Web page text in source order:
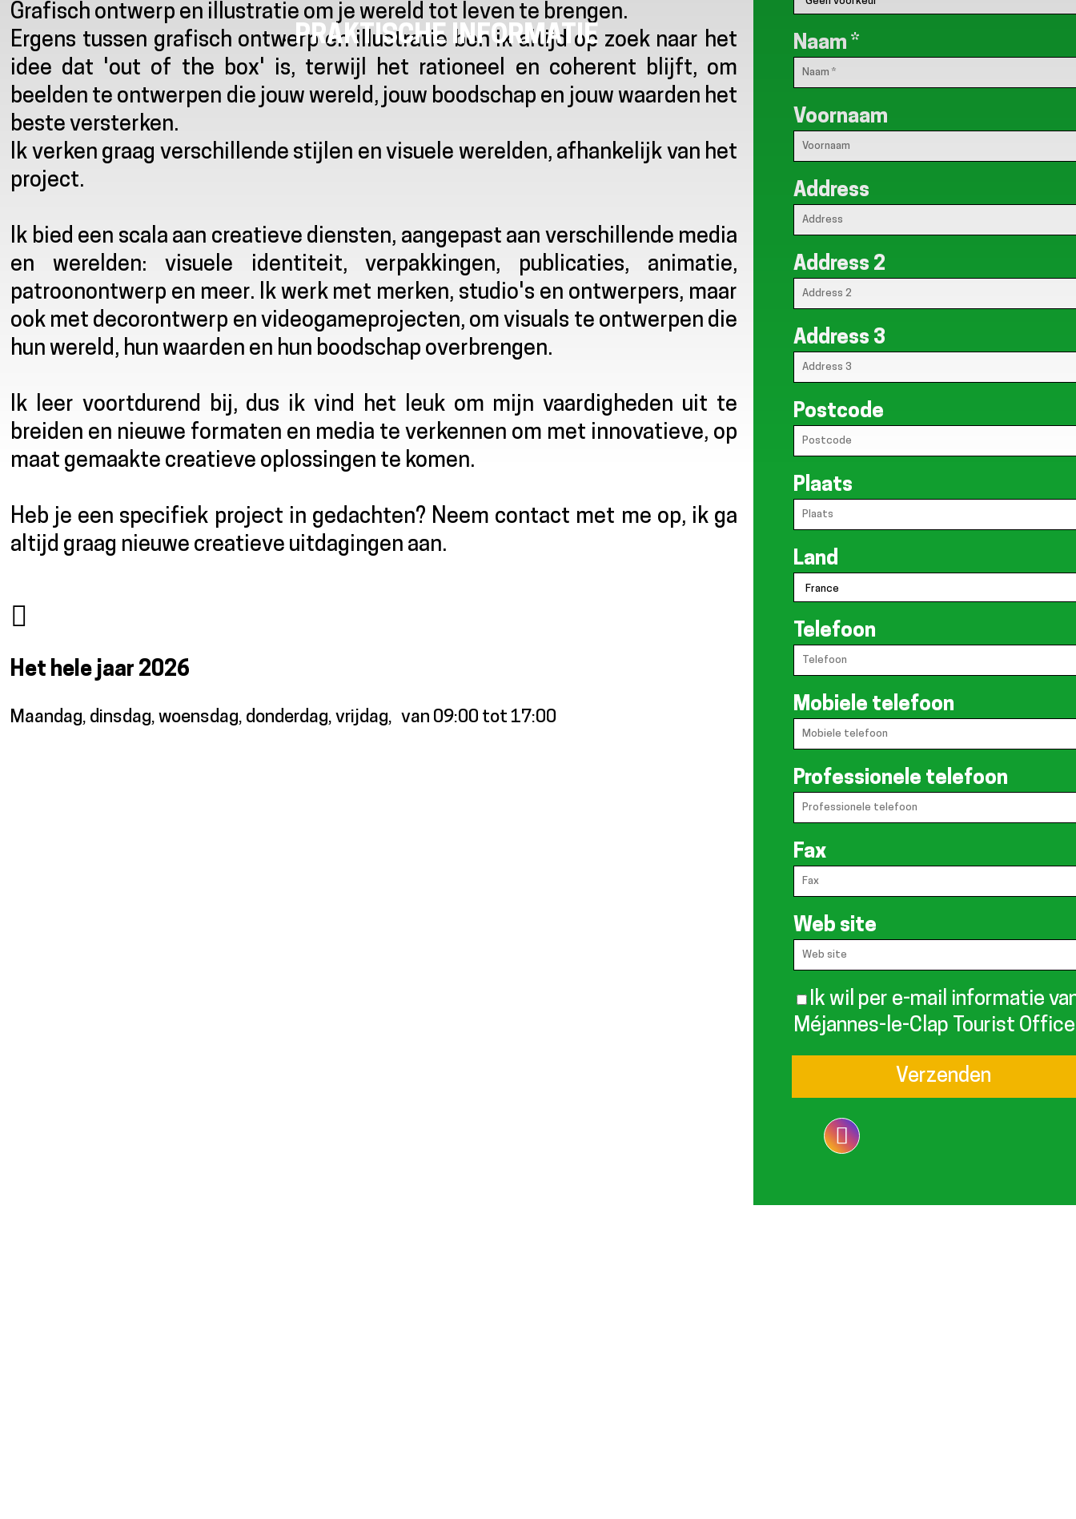
PRAKTISCHE INFORMATIE
Grafisch ontwerp en illustratie om je wereld tot leven te brengen.
Ergens tussen grafisch ontwerp en illustratie ben ik altijd op zoek naar het
idee dat 'out of the box' is, terwijl het rationeel en coherent blijft, om
beelden te ontwerpen die jouw wereld, jouw boodschap en jouw waarden het
beste versterken.
Ik verken graag verschillende stijlen en visuele werelden, afhankelijk van het
project.
Ik bied een scala aan creatieve diensten, aangepast aan verschillende media
en werelden: visuele identiteit, verpakkingen, publicaties, animatie,
patroonontwerp en meer. Ik werk met merken, studio's en ontwerpers, maar
ook met decorontwerp en videogameprojecten, om visuals te ontwerpen die
hun wereld, hun waarden en hun boodschap overbrengen.
Ik leer voortdurend bij, dus ik vind het leuk om mijn vaardigheden uit te
breiden en nieuwe formaten en media te verkennen om met innovatieve, op
maat gemaakte creatieve oplossingen te komen.
Heb je een specifiek project in gedachten? Neem contact met me op, ik ga
altijd graag nieuwe creatieve uitdagingen aan.
Het hele jaar 2026
Maandag, dinsdag, woensdag, donderdag, vrijdag van 09:00 tot 17:00
Naam *
Voornaam
Address
Address 2
Address 3
Postcode
Plaats
Land
Telefoon
Mobiele telefoon
Professionele telefoon
Fax
Web site
Ik wil per e-mail informatie
Méjannes-le-Clap Tourist Office